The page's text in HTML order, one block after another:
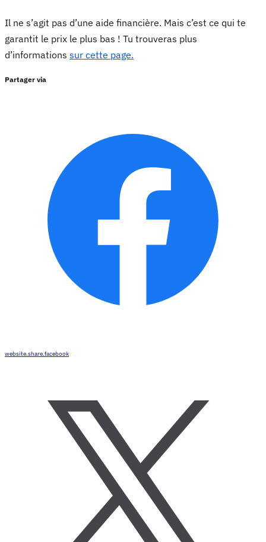
Il ne s’agit pas d’une aide financière. Mais c’est ce qui te
garantit le prix le plus bas ! Tu trouveras plus
d’informations sur cette page.
Partager via
website.share.facebook